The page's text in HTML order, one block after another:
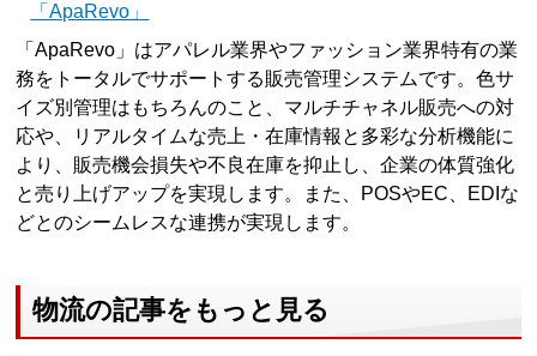
「ApaRevo」
「ApaRevo」はアパレル業界やファッション業界特有の業
務をトータルでサポートする販売管理システムです。色サ
イズ別管理はもちろんのこと、マルチチャネル販売への対
応や、リアルタイムな売上・在庫情報と多彩な分析機能に
より、販売機会損失や不良在庫を抑止し、企業の体質強化
と売り上げアップを実現します。また、POSやEC、EDIな
どとのシームレスな連携が実現します。
物流の記事をもっと見る